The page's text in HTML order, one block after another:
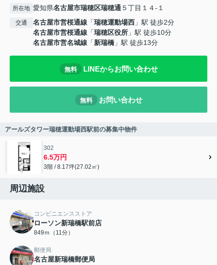
所在地 愛知県名古屋市瑞穂区瑞穂通５丁目１４-１
交通 名古屋市営桜通線 「瑞穂運動場西 」駅 徒歩2分
名古屋市営桜通線 「瑞穂区役所 」駅 徒歩10分
名古屋市営名城線 「新瑞橋 」駅 徒歩13分
無料 LINEからお問い合わせ
無料 お問い合わせ
アールズタワー瑞穂運動場西駅前の募集中物件
302
6.5万円
3階 / 8.17坪(27.02㎡)
周辺施設
コンビニエンスストア
ローソン新瑞橋駅前店
849ｍ（11分）
郵便局
名古屋新瑞橋郵便局